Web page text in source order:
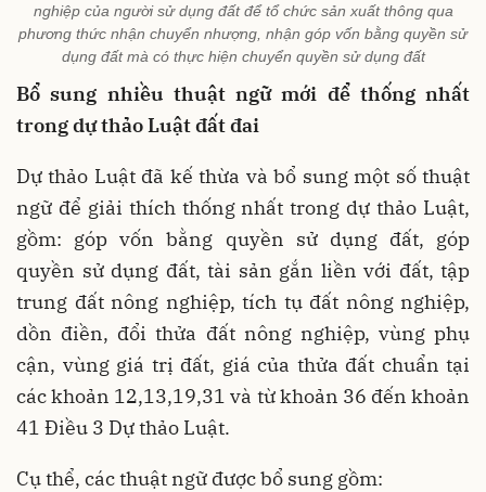
nghiệp của người sử dụng đất để tổ chức sản xuất thông qua
phương thức nhận chuyển nhượng, nhận góp vốn bằng quyền sử
dụng đất mà có thực hiện chuyển quyền sử dụng đất
Bổ sung nhiều thuật ngữ mới để thống nhất
trong dự thảo Luật đất đai
Dự thảo Luật đã kế thừa và bổ sung một số thuật
ngữ để giải thích thống nhất trong dự thảo Luật,
gồm: góp vốn bằng quyền sử dụng đất, góp
quyền sử dụng đất, tài sản gắn liền với đất, tập
trung đất nông nghiệp, tích tụ đất nông nghiệp,
dồn điền, đổi thửa đất nông nghiệp, vùng phụ
cận, vùng giá trị đất, giá của thửa đất chuẩn tại
các khoản 12,13,19,31 và từ khoản 36 đến khoản
41 Điều 3 Dự thảo Luật.
Cụ thể, các thuật ngữ được bổ sung gồm: